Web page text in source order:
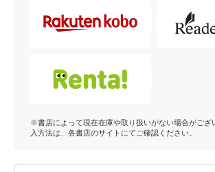
※書店によって現在在庫や取り扱いがない場合がござ
入方法は、各書店のサイトにてご確認ください。